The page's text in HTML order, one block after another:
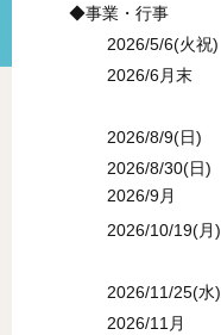
◆事業・行事
2026/5/6(火祝)
2026/6月末
2026/8/9(日)
2026/8/30(日)
2026/9月
2026/10/19(月)
2026/11/25(水)
2026/11月